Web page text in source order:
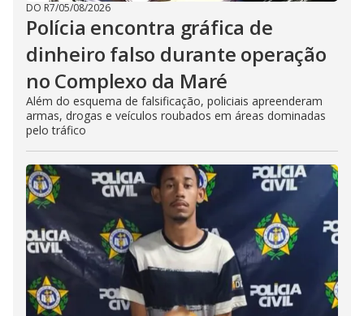
DO R7/05/08/2026
Polícia encontra gráfica de
dinheiro falso durante operação
no Complexo da Maré
Além do esquema de falsificação, policiais apreenderam
armas, drogas e veículos roubados em áreas dominadas
pelo tráfico